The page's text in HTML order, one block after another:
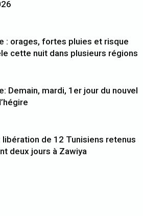
: orages, fortes pluies et risque
cette nuit dans plusieurs régions
Demain, mardi, 1er jour du nouvel
libération de 12 Tunisiens retenus
deux jours à Zawiya